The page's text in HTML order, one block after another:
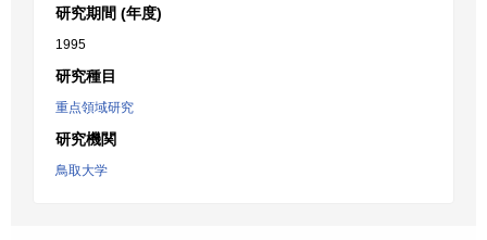
研究期間 (年度)
1995
研究種目
重点領域研究
研究機関
鳥取大学